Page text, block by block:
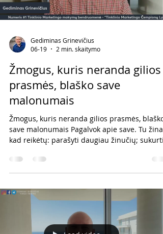
Gediminas Grinevičius
06-19
2 min. skaitymo
Žmogus, kuris neranda gilios
prasmės, blaško save
malonumais
Žmogus, kuris neranda gilios prasmės, blaško
save malonumais Pagalvok apie save. Tu žinai,
kad reikėtų: parašyti daugiau žinučių; sukurti
tiesioginę transliaciją; atlikti kitus veiksmus,
kurie padėtų auginti verslą. Tačiau vietoj to
pažiūrėti serialą; naršyti socialiniuose
tinkluose; pažaisti žaidimus; užsiimti įvairiais
mažiau svarbiais darbais. Kodėl taip nutinka?
Dažniausiai ne todėl, kad trū